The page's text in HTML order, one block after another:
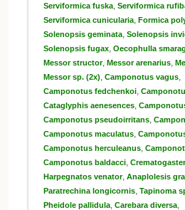
Serviformica fuska Serviformica
Serviformica cunicularia Formica
Solenopsis geminata Solenopsis
Solenopsis fugax Oecophulla
Messor structor, Messor arenarius
Messor sp. (2x) Camponotus vagus
Camponotus fedchenkoi
Cataglyphis aenesences
Camponotus pseudoirritans
Camponotus maculatus
Camponotus herculeanus
Camponotus baldacci
Harpegnatos venator, Anaplolesis
Paratrechina longicornis Tapinoma
Pheidole pallidula Carebara diversa